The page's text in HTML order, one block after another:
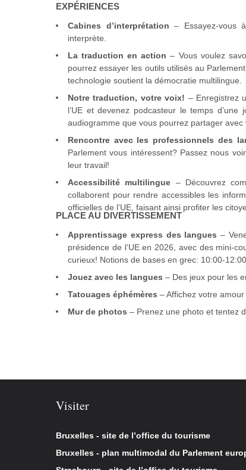
EXPÉRIENCES
Cabines d’interprétation – Essayez-vous
interprète.
La traduction en action– Vous voulez
pourrez essayer les outils utilisés au
technologie soutient la démocratie multilingue.
Notre traduction, votre voix! – Enregistrez
l’UE et devenez podcasteur le temps
audiogramme que vous pourrez partager
Rencontre avec les professionnels des
Parlement vous intéressent? Passez nous
leur travail!
Accessibilité multilingue – Découvrez
collaborent pour rendre accessibles les
officielles de l’UE, faisant ainsi profiter les
PLACE AU DIVERTISSEMENT
Apprentissage express des langues –
présidence de l’UE en 2026, avec des mini-
curieux! Notions de bases en grec: 10:00-
Jouez avec les langues – Des jeux pour les
Tatouages éphémères – Affichez votre
Mur de photos – Prenez une photo et tentez
Visiter
Bruxelles - site de l’office du tourisme
Bruxelles - plan multimodal du Parlement